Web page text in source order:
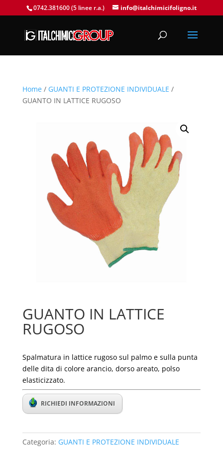
0742.381600 (5 linee r.a.) info@italchimicifoligno.it
Home/ GUANTI E PROTEZIONE INDIVIDUALE /
GUANTO IN LATTICE RUGOSO
GUANTO IN LATTICE
RUGOSO
Spalmatura in lattice rugoso sul palmo e sulla punta
delle dita di colore arancio, dorso areato, polso
elasticizzato.
RICHIEDI INFORMAZIONI
Categoria: GUANTI E PROTEZIONE INDIVIDUALE